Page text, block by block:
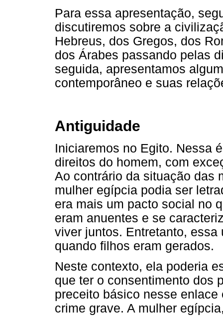
Para essa apresentação,
discutiremos sobre a
Hebreus, dos Gregos, dos
dos Árabes passando pelas
seguida, apresentamos
contemporâneo e suas
Antiguidade
Iniciaremos no Egito. Nessa
direitos do homem, com
Ao contrário da situação das
mulher egípcia podia ser
era mais um pacto social no
eram anuentes e se
viver juntos. Entretanto,
quando filhos eram gerados.
Neste contexto, ela poderia
que ter o consentimento dos
preceito básico nesse
crime grave. A mulher